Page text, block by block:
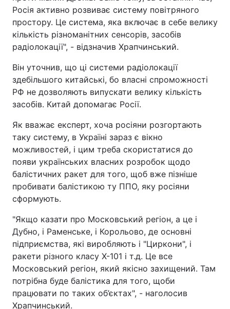
Росія активно розвиває систему повітряного
простору. Це система, яка включає в себе велику
кількість різноманітних сенсорів, засобів
радіолокації", - відзначив Храпчинський.
Він уточнив, що ці системи радіолокації
здебільшого китайські, бо власні спроможності
РФ не дозволяють випускати велику кількість
засобів. Китай допомагає Росії.
Як вважає експерт, хоча росіяни розгортають
таку систему, в Україні зараз є вікно
можливостей, і цим треба скористатися до
появи українських власних розробок щодо
балістичних ракет для того, щоб вже пізніше
пробивати балістикою ту ППО, яку росіяни
сформують.
"Якщо казати про Московський регіон, а це і
Дубно, і Раменське, і Корольово, де основні
підприємства, які виробляють і "Циркони", і
ракети різного класу Х-101 і т.д. Це все
Московський регіон, який якісно захищений. Там
потрібна буде балістика для того, щоби
працювати по таких об’єктах", - наголосив
Храпчинський.